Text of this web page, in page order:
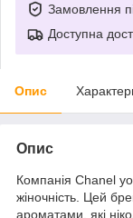
Замовлення
Доступна
Опис
Опис
Компанія Chanel
жіночність. Цей
ароматами, які